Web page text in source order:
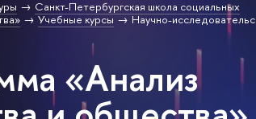
Санкт-Петербургская школа социальных
Учебные курсы
Научно-
«Анализ